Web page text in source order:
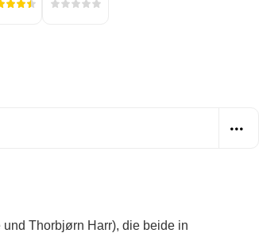
Thorbjørn Harr), die beide in